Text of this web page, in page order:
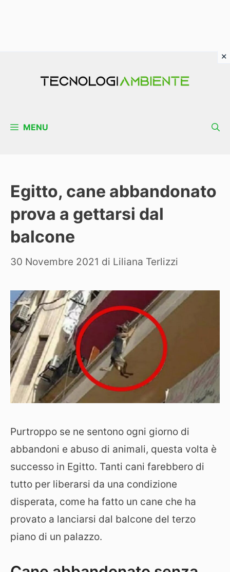
MENU
Egitto, cane abbandonato
prova a gettarsi dal
balcone
30 Novembre 2021 di Liliana Terlizzi
Purtroppo se ne sentono ogni giorno di
abbandoni e abuso di animali, questa volta è
successo in Egitto. Tanti cani farebbero di
tutto per liberarsi da una condizione
disperata, come ha fatto un cane che ha
provato a lanciarsi dal balcone del terzo
piano di un palazzo.